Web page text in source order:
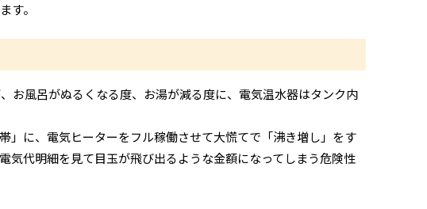
す。
お風呂がぬるくなる度、お湯が減る度に、電気温水器はタンク内
」に、電気ヒーターをフル稼働させて大慌てで「沸き増し」をす
気代明細を見て目玉が飛び出るような金額になってしまう危険性